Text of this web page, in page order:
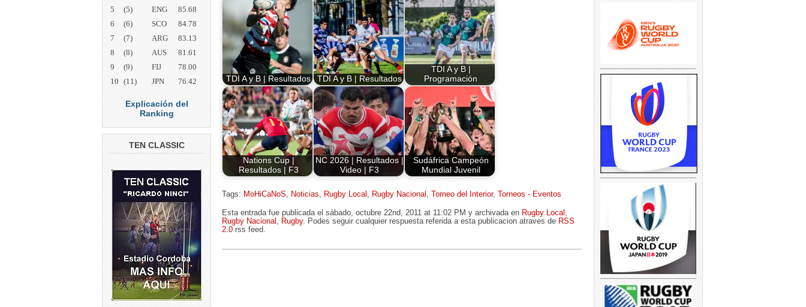
5
(5) ENG
85.68
6
(6) SCO
84.78
7
(7) ARG
83.13
8
(8) AUS
81.61
9
(9) FIJ
78.00
10 (11) JPN 76.42
Explicación del
Ranking
TEN CLASSIC
TDI A y B | Resultados TDI A y B | Resultados
TDI A y B |
Programación
Nations Cup |
Resultados | F3
NC 2026 | Resultados |
Video | F3
Sudáfrica Campeón
Mundial Juvenil
Tags: MoHiCaNoS, Noticias, Rugby Local , Rugby Nacional , Torneo del Interior, Torneos - Eventos
Esta entrada fue publicada el sábado, octubre 22nd, 2011 at 11:02 PM y archivada en Rugby Local ,
Rugby Nacional , Rugby. Podes seguir cualquier respuesta referida a esta publicacion atraves de RSS
2.0 rss feed.